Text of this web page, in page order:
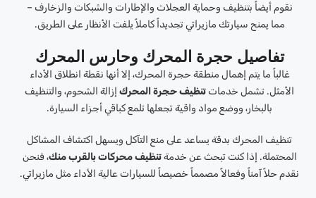
نقوم أيضاً بتنظيف وحماية العجلات والإطارات والشبكات والزخارف –
مما يمنح سيارتك مازيراتي تجديداً كاملاً يلفت الأنظار على الطريق.
تفاصيل حجرة المحرك وحارس المحرك
غالباً ما يتم إهمال منطقة حجرة المحرك، إلا أنها نقطة انطلاق الأداء
الأمثل. تشمل خدمات تنظيف حجرة المحرك إزالة الشحوم، والتنظيف
بالبخار، ووضع مواد واقية تجعلها تلمع كباقي أجزاء السيارة.
تنظيف المحرك بدقة يساعد على منع التآكل ويسهل اكتشاف المشاكل
المحتملة. إذا كنت تبحث عن خدمةتنظيف محركات بالقرب منك، فنحن
نقدم حلاً آمناً وفعالاً مصمماً خصيصاً للسيارات عالية الأداء مثل مازيراتي.